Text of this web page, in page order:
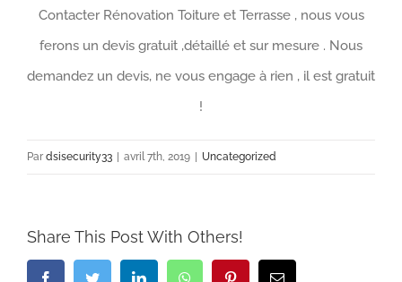
Contacter Rénovation Toiture et Terrasse , nous vous
ferons un devis gratuit ,détaillé et sur mesure . Nous
demandez un devis, ne vous engage à rien , il est gratuit
!
Par dsisecurity33 avril 7th, 2019 Uncategorized
Share This Post With Others!
FacebookTwitter LinkedIn WhatsAppPinterestEmail